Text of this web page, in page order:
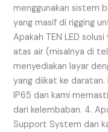
menggunakan sistem
yang masif di rigging
Apakah TEN LED
atas air (misalnya di
menyediakan layar
yang diikat ke daratan.
IP65 dan kami
dari kelembaban. 4.
Support System dan